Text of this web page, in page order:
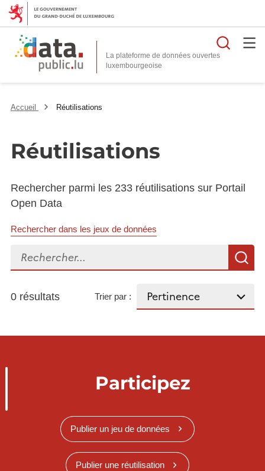
La plateforme de données ouvertes
Accueil Réutilisations
Réutilisations
Rechercher parmi les 233 réutilisations sur Portail
Open Data
Rechercher dans les jeux de données
Rechercher...
0 résultats Trier par :
Participez
Publier un jeu de données
Publier une réutilisation